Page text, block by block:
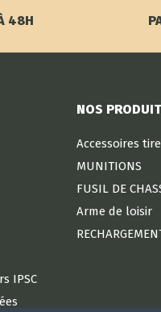
48H
IPSC
NOS
Accessoires
MUNITIONS
FUSIL DE
Arme de loisir